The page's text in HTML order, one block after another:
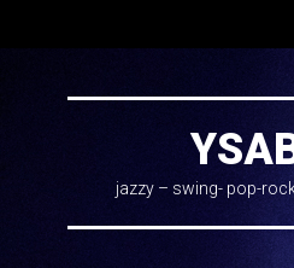
Vidéos de concerts
Vidéos de covers
TO
jazzy – swing- pop-